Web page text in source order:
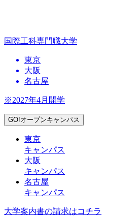
国際工科専門職大学
東京
大阪
名古屋
※2027年4月開学
GO!オープンキャンパス
東京
キャンパス
大阪
キャンパス
名古屋
キャンパス
大学案内書の請求はコチラ